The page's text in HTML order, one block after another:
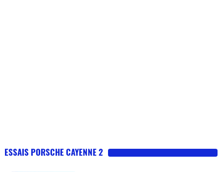
ESSAIS PORSCHE CAYENNE 2